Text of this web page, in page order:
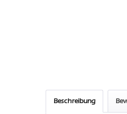
Beschreibung